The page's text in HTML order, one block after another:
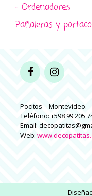
- Ordenadores
Pañaleras y
Pocitos – Montevideo.
Teléfono: +598 99 205
Email:
Web: